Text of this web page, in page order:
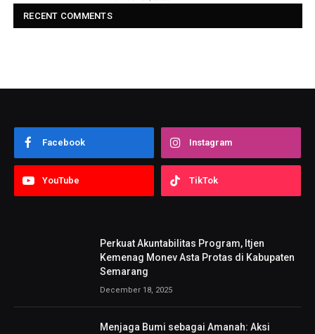
RECENT COMMENTS
Facebook Instagram
YouTube TikTok
Perkuat Akuntabilitas Program, Itjen
Kemenag Monev Asta Protas di Kabupaten
Semarang
December 18, 2025
Menjaga Bumi sebagai Amanah: Aksi